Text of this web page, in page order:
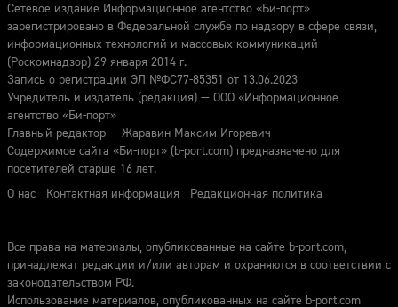
Сетевое издание Информационное агентство «Би-порт»
зарегистрировано в Федеральной службе по надзору в сфере связи,
информационных технологий и массовых коммуникаций
(Роскомнадзор) 29 января 2014 г.
Запись о регистрации ЭЛ №ФС77-85351 от 13.06.2023
Учредитель и издатель (редакция) — ООО «Информационное
агентство «Би-порт»
Главный редактор — Жаравин Максим Игоревич
Содержимое сайта «Би-порт» (b-port.com) предназначено для
посетителей старше 16 лет.
О нас
Контактная информация Редакционная политика
Все права на материалы, опубликованные на сайте b-port.com,
принадлежат редакции и/или авторам и охраняются в соответствии с
законодательством РФ.
Использование материалов, опубликованных на сайте b-port.com